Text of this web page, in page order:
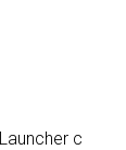
с